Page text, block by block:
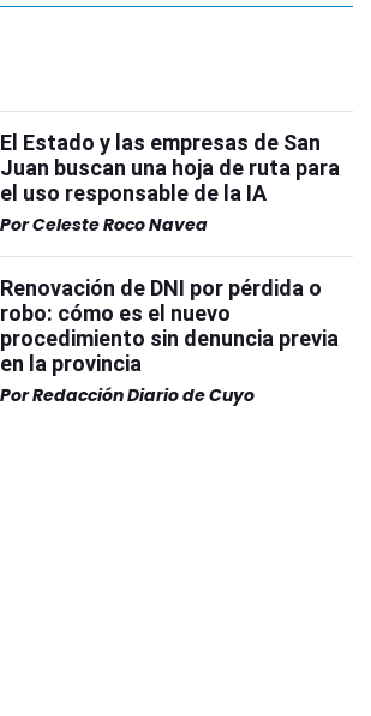
El Estado y las empresas de San
Juan buscan una hoja de ruta para
el uso responsable de la IA
PorCeleste Roco Navea
Renovación de DNI por pérdida o
robo: cómo es el nuevo
procedimiento sin denuncia previa
en la provincia
PorRedacción Diario de Cuyo